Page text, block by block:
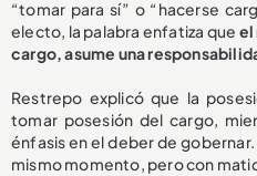
“tomar para sí” o “hacerse
electo, la palabra enfatiza que el
cargo, asume una
Restrepo explicó que la
tomar posesión del cargo,
énfasis en el deber de
mismo momento, pero con